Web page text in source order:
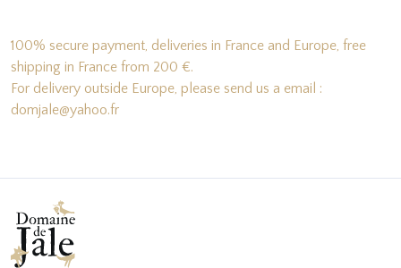
100% secure payment, deliveries in France and Europe, free
shipping in France from 200 €.
For delivery outside Europe, please send us a email :
domjale@yahoo.fr